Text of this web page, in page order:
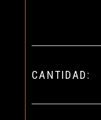
CANTIDAD: